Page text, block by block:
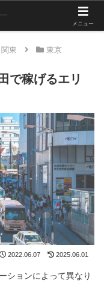
関東 東京
で稼げるエリ
2022.06.07 2025.06.01
ションによって異なり
メニュー